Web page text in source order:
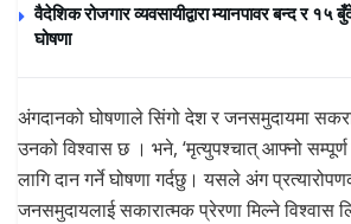
वैदेशिक रोजगार व्यवसायीद्वारा म्यानपावर बन्द र
घोषणा
अंगदानको घोषणाले सिंगो देश र जनसमुदायमा
उनको विश्वास छ । भने, ‘मृत्युपश्चात् आफ्नो
लागि दान गर्ने घोषणा गर्दछु। यसले अंग
जनसमुदायलाई सकारात्मक प्रेरणा मिल्ने विश्वास